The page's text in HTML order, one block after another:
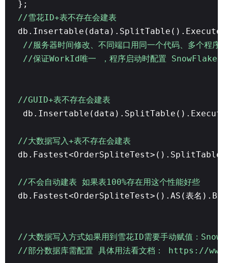
};
//雪花ID+表不存在会建表
//服务器时间修改、不同端口用同一个代码、多个程序
//保证WorkId唯一 ，程序启动时配置
//GUID+表不存在会建表
//大数据写入+表不存在会建表
//不会自动建表 如果表100%存在用这个性能好些
db.Fastest<OrderSpliteTest>().AS(表名
//大数据写入方式如果用到雪花ID需要手动赋值：
//部分数据库需配置 具体用法看文档： https://